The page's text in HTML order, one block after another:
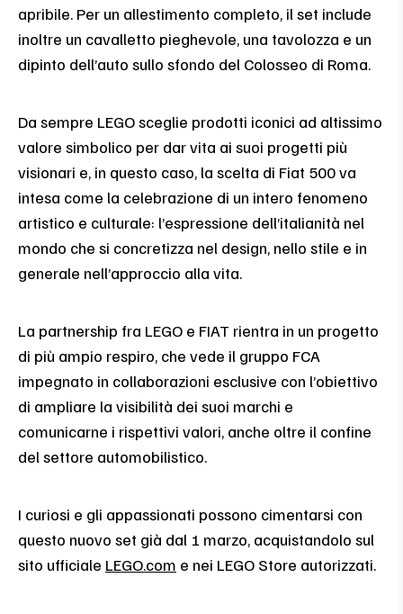
apribile. Per un allestimento completo, il set include
inoltre un cavalletto pieghevole, una tavolozza e un
dipinto dell’auto sullo sfondo del Colosseo di Roma.
Da sempre LEGO sceglie prodotti iconici ad altissimo
valore simbolico per dar vita ai suoi progetti più
visionari e, in questo caso, la scelta di Fiat 500 va
intesa come la celebrazione di un intero fenomeno
artistico e culturale: l’espressione dell’italianità nel
mondo che si concretizza nel design, nello stile e in
generale nell’approccio alla vita.
La partnership fra LEGO e FIAT rientra in un progetto
di più ampio respiro, che vede il gruppo FCA
impegnato in collaborazioni esclusive con l’obiettivo
di ampliare la visibilità dei suoi marchi e
comunicarne i rispettivi valori, anche oltre il confine
del settore automobilistico.
I curiosi e gli appassionati possono cimentarsi con
questo nuovo set già dal 1 marzo, acquistandolo sul
sito ufficiale LEGO.com e nei LEGO Store autorizzati.